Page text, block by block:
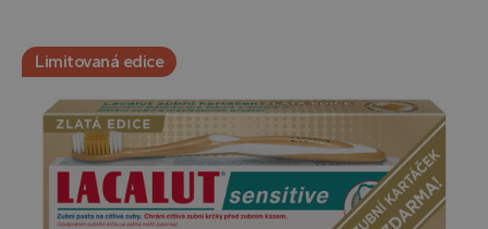
Limitovaná edice